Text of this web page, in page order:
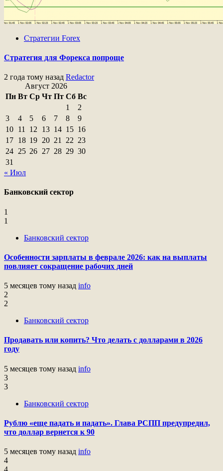
Стратегии Forex
Стратегия для Форекса попроще
2 года тому назад Redactor
Август 2026
Пн Вт Ср Чт Пт Сб Вс
1
2
3
4 5 6 7 8
9
10 11 12 13 14 15 16
17 18 19 20 21 22 23
24 25 26 27 28 29 30
31
« Июл
Банковский сектор
1
1
Банковский сектор
Особенности зарплаты в феврале 2026: как на выплаты
повлияет сокращение рабочих дней
5 месяцев тому назад info
2
2
Банковский сектор
Продавать или копить? Что делать с долларами в 2026
году
5 месяцев тому назад info
3
3
Банковский сектор
Рублю «еще падать и падать». Глава РСПП предупредил,
что доллар вернется к 90
5 месяцев тому назад info
4